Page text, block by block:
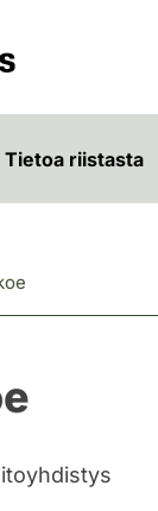
Tietoa riistasta